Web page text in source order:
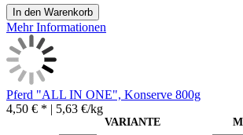
In den Warenkorb
Mehr Informationen
Pferd "ALL IN ONE", Konserve 800g
4,50 € * | 5,63 €/kg
VARIANTE